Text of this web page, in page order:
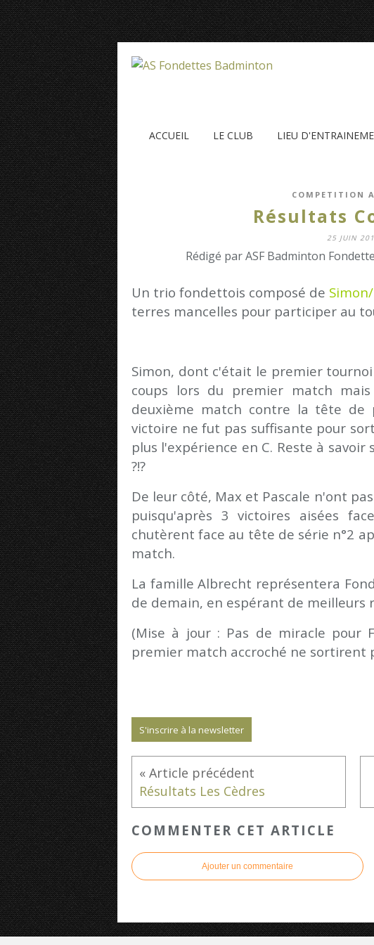
ACCUEIL LE CLUB LIEU
COMPETITION
Résultats
25 JUIN
Rédigé par ASF Badminton
Un trio fondettois composé de
terres mancelles pour participer au
Simon, dont c'était le premier
coups lors du premier match
deuxième match contre la tête de
victoire ne fut pas suffisante pour
plus l'expérience en C. Reste à
?!?
De leur côté, Max et Pascale n'ont
puisqu'après 3 victoires aisées
chutèrent face au tête de série n°2
match.
La famille Albrecht représentera
de demain, en espérant de meilleurs
(Mise à jour : Pas de miracle pour
premier match accroché ne sortirent
S'inscrire à la newsletter
Résultats Les Cèdres
COMMENTER CET ARTICLE
Ajouter un commentaire